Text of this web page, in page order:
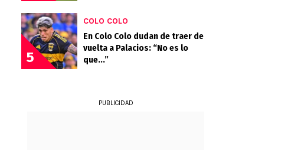
5
COLO COLO
En Colo Colo dudan de traer de
vuelta a Palacios: “No es lo
que...”
PUBLICIDAD